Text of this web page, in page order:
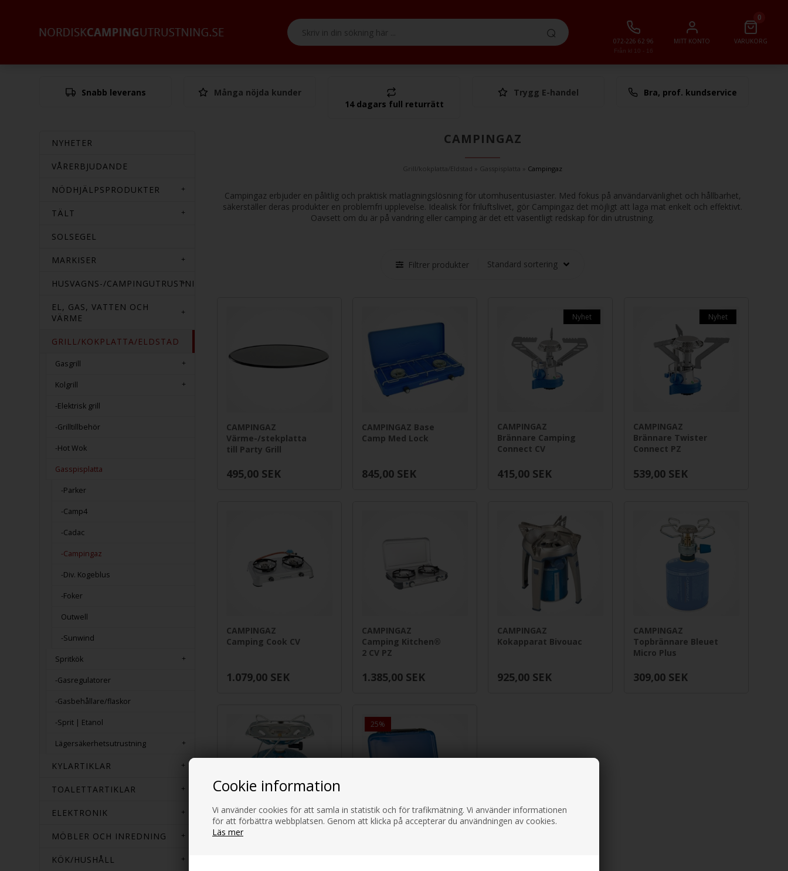
Cookie information
Vi använder cookies för att samla in statistik och för trafikmätning. Vi använder informationen
för att förbättra webbplatsen. Genom att klicka på accepterar du användningen av cookies.
Läs mer
Från kl 10 - 16
072-226 62 96 MITT KONTO
0
VARUKORG
Totalt 0,00 SEK
Snabb leverans
Många nöjda kunder
14 dagars full returrätt
Trygg E-handel Bra, prof. kundservice
NYHETER
VÅRERBJUDANDE
NÖDHJÄLPSPRODUKTER
TÄLT
SOLSEGEL
MARKISER
HUSVAGNS-/CAMPINGUTRUSTNING
EL, GAS, VATTEN OCH
VÄRME
GRILL/KOKPLATTA/ELDSTAD
Gasgrill
Kolgrill
-Elektrisk grill
-Grilltillbehör
-Hot Wok
Gasspisplatta
-Parker
-Camp4
-Cadac
-Campingaz
-Div. Kogeblus
-Foker
Outwell
-Sunwind
Spritkök
-Gasregulatorer
-Gasbehållare/flaskor
-Sprit | Etanol
Lägersäkerhetsutrustning
KYLARTIKLAR
TOALETTARTIKLAR
ELEKTRONIK
MÖBLER OCH INREDNING
KÖK/HUSHÅLL
CAMPINGAZ
Grill/kokplatta/Eldstad Gasspisplatta Campingaz
Campingaz erbjuder en pålitlig och praktisk matlagningslösning för utomhusentusiaster. Med fokus på användarvänlighet och hållbarhet,
säkerställer deras produkter en problemfri upplevelse. Idealisk för friluftslivet, gör Campingaz det möjligt att laga mat enkelt och effektivt.
Oavsett om du är på vandring eller camping är det ett väsentligt redskap för din utrustning.
Filtrer produkter
CAMPINGAZ
Värme-/stekplatta
till Party Grill
495,00 SEK
CAMPINGAZ Base
Camp Med Lock
845,00 SEK
Nyhet
CAMPINGAZ
Brännare Camping
Connect CV
415,00 SEK
Nyhet
CAMPINGAZ
Brännare Twister
Connect PZ
539,00 SEK
CAMPINGAZ
Camping Cook CV
1.079,00 SEK
CAMPINGAZ
Camping Kitchen®
2 CV PZ
1.385,00 SEK
CAMPINGAZ
Kokapparat Bivouac
925,00 SEK
CAMPINGAZ
Topbrännare Bleuet
Micro Plus
309,00 SEK
CAMPINGAZ
25%